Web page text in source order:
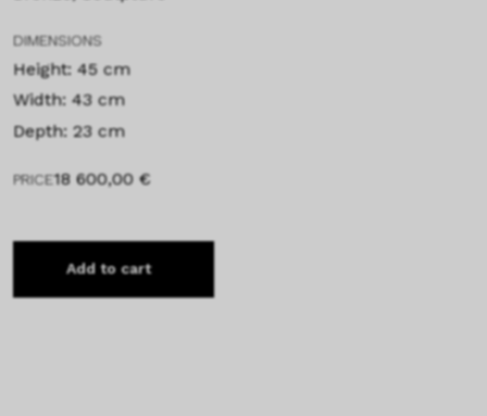
DIMENSIONS
Height: 45 cm
Width: 43 cm
Depth: 23 cm
PRICE18 600,00 €
Add to cart